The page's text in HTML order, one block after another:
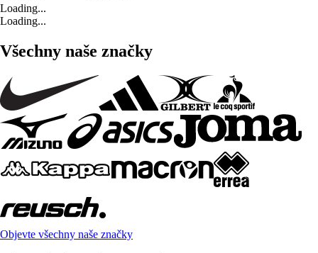
Loading...
Loading...
Všechny naše značky
Objevte všechny naše značky